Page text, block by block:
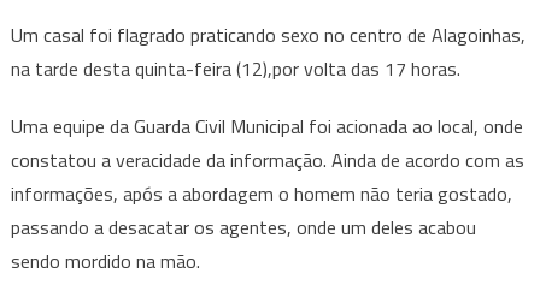
Um casal foi flagrado praticando sexo no centro de Alagoinhas,
na tarde desta quinta-feira (12),por volta das 17 horas.
Uma equipe da Guarda Civil Municipal foi acionada ao local, onde
constatou a veracidade da informação. Ainda de acordo com as
informações, após a abordagem o homem não teria gostado,
passando a desacatar os agentes, onde um deles acabou
sendo mordido na mão.